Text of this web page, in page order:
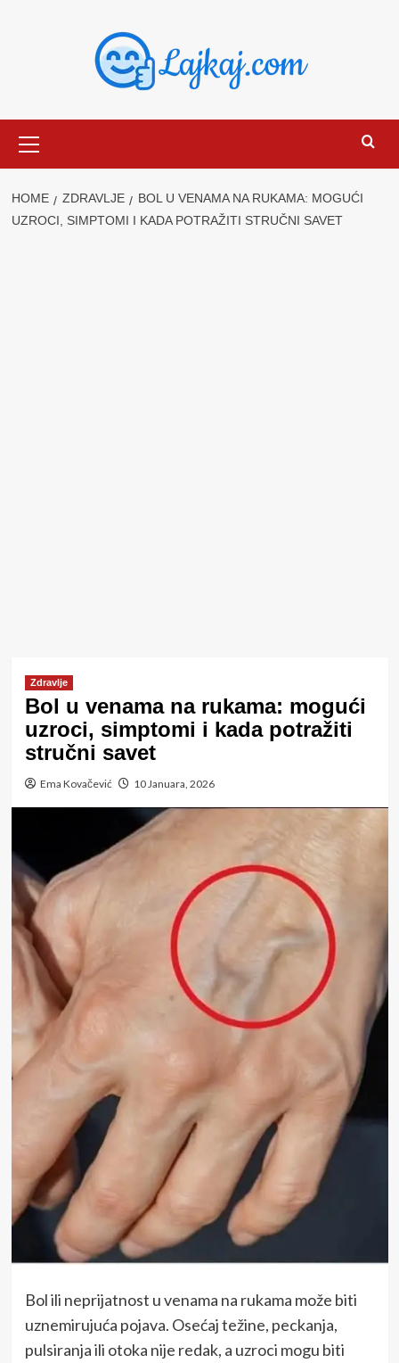
Menu
HOME ZDRAVLJE
BOL U VENAMA NA RUKAMA: MOGUĆI
UZROCI, SIMPTOMI I KADA POTRAŽITI STRUČNI SAVET
Zdravlje
Bol u venama na rukama: mogući
uzroci, simptomi i kada potražiti
stručni savet
Ema Kovačević 10 Januara, 2026
Bol ili neprijatnost u venama na rukama može biti
uznemirujuća pojava. Osećaj težine, peckanja,
pulsiranja ili otoka nije redak, a uzroci mogu biti